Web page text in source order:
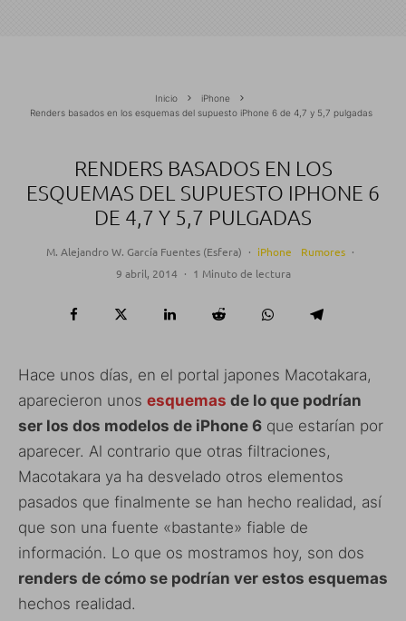
Inicio
iPhone
Renders basados en los esquemas del supuesto iPhone 6 de 4,7 y 5,7 pulgadas
RENDERS BASADOS EN LOS
ESQUEMAS DEL SUPUESTO IPHONE 6
DE 4,7 Y 5,7 PULGADAS
M. Alejandro W. García Fuentes (Esfera) · iPhone Rumores ·
9 abril, 2014 · 1 Minuto de lectura
Hace unos días, en el portal japones Macotakara,
aparecieron unos esquemas de lo que podrían
ser los dos modelos de iPhone 6 que estarían por
aparecer. Al contrario que otras filtraciones,
Macotakara ya ha desvelado otros elementos
pasados que finalmente se han hecho realidad, así
que son una fuente «bastante» fiable de
información. Lo que os mostramos hoy, son dos
renders de cómo se podrían ver estos esquemas
hechos realidad.